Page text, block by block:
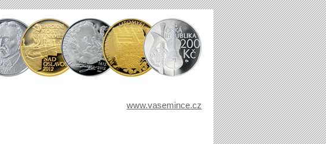
www.vasemince.cz